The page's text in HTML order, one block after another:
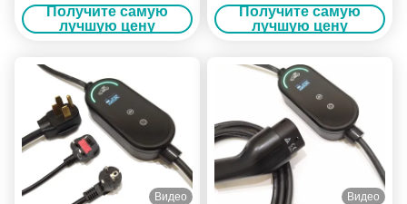
Получите самую
лучшую цену
Получите самую
лучшую цену
Видео Видео